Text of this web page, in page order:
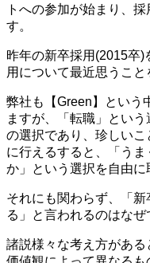
トへの参加が始まり、
す。
昨年の新卒採用(2015卒
用について最近思うこと
弊社も【Green】という
ますが、「転職」とい
の選択であり、珍しい
に行えるすると、「う
か」という選択を自由に
それにも関わらず、「
る」と言われるのはなぜ
諸説様々な考え方があ